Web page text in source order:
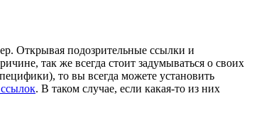
Открывая подозрительные ссылки и
так же всегда стоит задумываться о своих
то вы всегда можете установить
. В таком случае, если какая-то из них